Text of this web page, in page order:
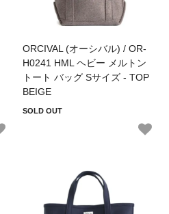
ORCIVAL (オーシバル) / OR-
H0241 HML ヘビー メルトン
トート バッグ Sサイズ - TOP
BEIGE
SOLD OUT